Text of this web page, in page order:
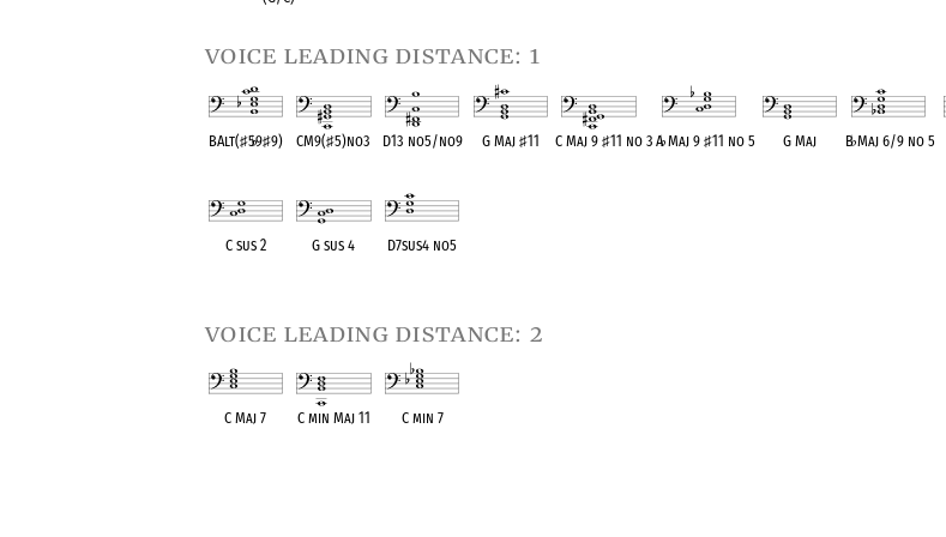
voice leading distance: 1
BAlt(♯5♭9♯9) CM9(♯5)no3 D13 no5/no9 G Maj ♯11 C Maj 9♯11 no 3 A♭Maj 9 ♯11 no 5 G Maj B♭Maj 6/9 no 5
C sus 2 G sus 4 D7sus4 no5
voice leading distance: 2
C Maj 7 C min Maj 11 C min 7